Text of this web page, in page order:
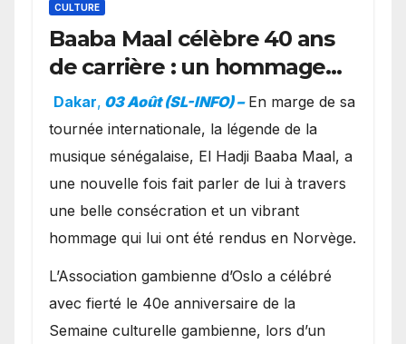
CULTURE
Baaba Maal célèbre 40 ans
de carrière : un hommage
exceptionnel à Oslo en
présence de la famille
royale.
Dakar, 03 Août (SL-INFO) – ​En marge de sa
tournée internationale, la légende de la
musique sénégalaise, El Hadji Baaba Maal, a
une nouvelle fois fait parler de lui à travers
une belle consécration et un vibrant
hommage qui lui ont été rendus en Norvège.
​L’Association gambienne d’Oslo a célébré
avec fierté le 40e anniversaire de la
Semaine culturelle gambienne, lors d’un